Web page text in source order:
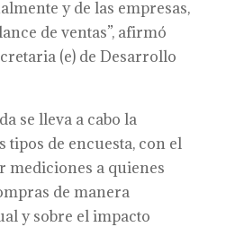
y de las empresas,
de ventas”, afirmó
(e) de Desarrollo
se lleva a cabo la
tipos de encuesta, con el
mediciones a quienes
de manera
y sobre el impacto